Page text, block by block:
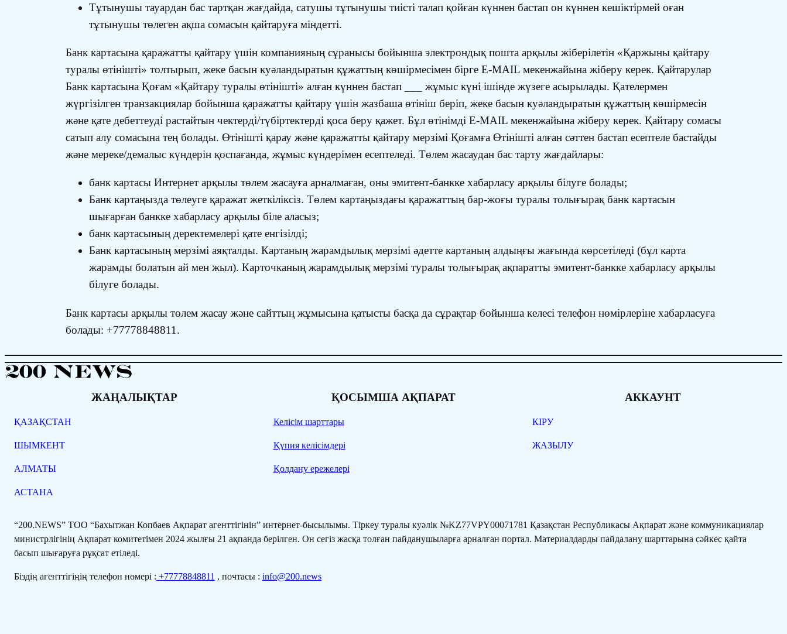
Тұтынушы тауардан бас тартқан жағдайда, сатушы тұтынушы тиісті талап қойған күннен бастап он күннен кешіктірмей оған
тұтынушы төлеген ақша сомасын қайтаруға міндетті.
Банк картасына қаражатты қайтару үшін компанияның сұранысы бойынша электрондық пошта арқылы жіберілетін «Қаржыны қайтару
туралы өтінішті» толтырып, жеке басын куәландыратын құжаттың көшірмесімен бірге E-MAIL мекенжайына жіберу керек. Қайтарулар
Банк картасына Қоғам «Қайтару туралы өтінішті» алған күннен бастап ___ жұмыс күні ішінде жүзеге асырылады. Қателермен
жүргізілген транзакциялар бойынша қаражатты қайтару үшін жазбаша өтініш беріп, жеке басын куәландыратын құжаттың көшірмесін
және қате дебеттеуді растайтын чектерді/түбіртектерді қоса беру қажет. Бұл өтінімді E-MAIL мекенжайына жіберу керек. Қайтару сомасы
сатып алу сомасына тең болады. Өтінішті қарау және қаражатты қайтару мерзімі Қоғамға Өтінішті алған сәттен бастап есептеле бастайды
және мереке/демалыс күндерін қоспағанда, жұмыс күндерімен есептеледі. Төлем жасаудан бас тарту жағдайлары:
банк картасы Интернет арқылы төлем жасауға арналмаған, оны эмитент-банкке хабарласу арқылы білуге ​​болады;
Банк картаңызда төлеуге қаражат жеткіліксіз. Төлем картаңыздағы қаражаттың бар-жоғы туралы толығырақ банк картасын
шығарған банкке хабарласу арқылы біле аласыз;
банк картасының деректемелері қате енгізілді;
Банк картасының мерзімі аяқталды. Картаның жарамдылық мерзімі әдетте картаның алдыңғы жағында көрсетіледі (бұл карта
жарамды болатын ай мен жыл). Карточканың жарамдылық мерзімі туралы толығырақ ақпаратты эмитент-банкке хабарласу арқылы
білуге ​​болады.
Банк картасы арқылы төлем жасау және сайттың жұмысына қатысты басқа да сұрақтар бойынша келесі телефон нөмірлеріне хабарласуға
болады: +77778848811.
ЖАҢАЛЫҚТАР
ҚАЗАҚСТАН
ШЫМКЕНТ
АЛМАТЫ
АСТАНА
ҚОСЫМША АҚПАРАТ
Келісім шарттары
Қүпия келісімдері
Қолдану ережелері
АККАУНТ
КІРУ
ЖАЗЫЛУ
“200.NEWS” ТОО “Бахытжан Копбаев Ақпарат агенттігінін” интернет-бысылымы. Тіркеу туралы куәлік №KZ77VPY00071781 Қазақстан Республикасы Ақпарат және коммуникациялар
министрлігінің Ақпарат комитетімен 2024 жылғы 21 ақпанда берілген. Он сегіз жасқа толған пайданушыларға арналған портал. Материалдарды пайдалану шарттарына сәйкес қайта
басып шығаруға рұқсат етіледі.
Біздің агенттігіңің телефон нөмері : +77778848811 , почтасы : info@200.news